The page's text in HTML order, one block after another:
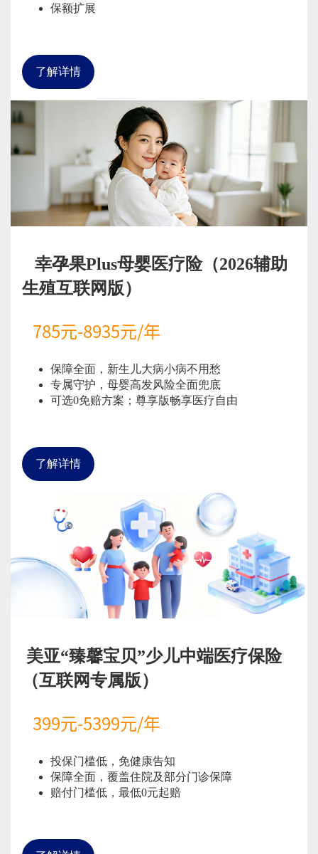
保额扩展
了解详情
幸孕果Plus母婴医疗险（2026辅助
生殖互联网版）
785元-8935元/年
保障全面，新生儿大病小病不用愁
专属守护，母婴高发风险全面兜底
可选0免赔方案；尊享版畅享医疗自由
了解详情
美亚“臻馨宝贝”少儿中端医疗保险
（互联网专属版）
399元-5399元/年
投保门槛低，免健康告知
保障全面，覆盖住院及部分门诊保障
赔付门槛低，最低0元起赔